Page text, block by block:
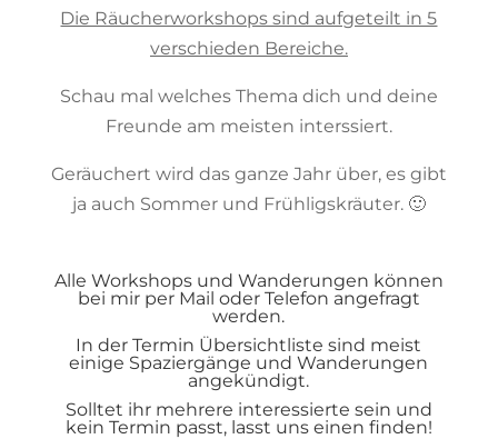
Die Räucherworkshops sind aufgeteilt in 5
verschieden Bereiche.
Schau mal welches Thema dich und deine
Freunde am meisten interssiert.
Geräuchert wird das ganze Jahr über, es gibt
ja auch Sommer und Frühligskräuter. 🙂
Alle Workshops und Wanderungen können
bei mir per Mail oder Telefon angefragt
werden.
In der Termin Übersichtliste sind meist
einige Spaziergänge und Wanderungen
angekündigt.
Solltet ihr mehrere interessierte sein und
kein Termin passt, lasst uns einen finden!